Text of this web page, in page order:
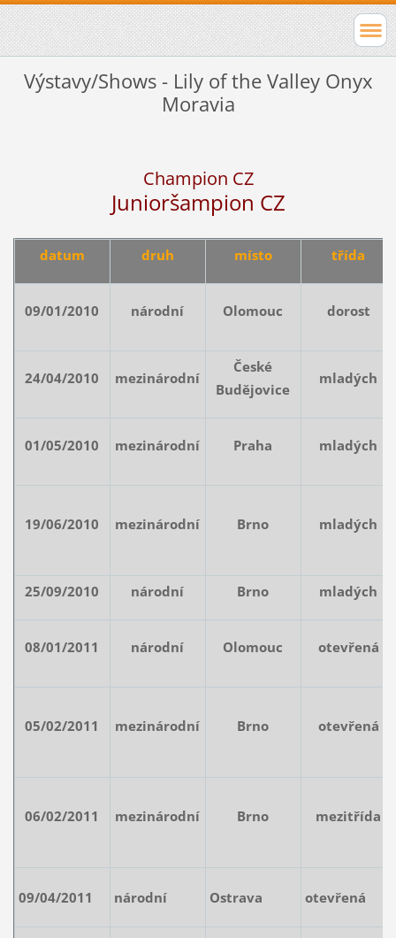
Výstavy/Shows - Lily of the Valley Onyx
Moravia
Champion CZ
Junioršampion CZ
datum druh místo třída
09/01/2010 národní Olomouc dorost
24/04/2010 mezinárodní
České
Budějovice
mladých
01/05/2010 mezinárodní Praha mladých
19/06/2010 mezinárodní Brno mladých
25/09/2010 národní Brno mladých
08/01/2011 národní Olomouc otevřená
05/02/2011 mezinárodní Brno otevřená
06/02/2011 mezinárodní Brno mezitřída
09/04/2011 národní Ostrava otevřená